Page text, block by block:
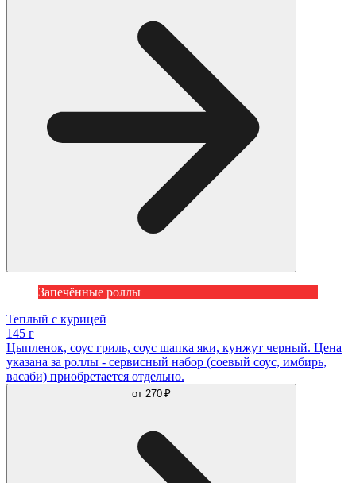
Запечённые роллы
Теплый с курицей
145 г
Цыпленок, соус гриль, соус шапка яки, кунжут черный. Цена
указана за роллы - сервисный набор (соевый соус, имбирь,
васаби) приобретается отдельно.
от 270 ₽